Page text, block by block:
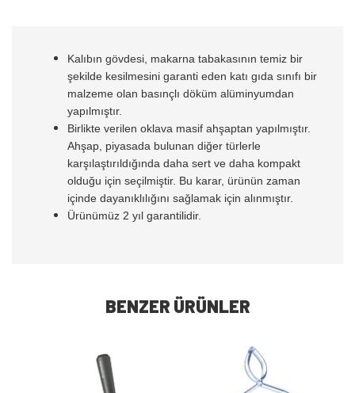
Kalıbın gövdesi, makarna tabakasının temiz bir
şekilde kesilmesini garanti eden katı gıda sınıfı bir
malzeme olan basınçlı döküm alüminyumdan
yapılmıştır.
Birlikte verilen oklava masif ahşaptan yapılmıştır.
Ahşap, piyasada bulunan diğer türlerle
karşılaştırıldığında daha sert ve daha kompakt
olduğu için seçilmiştir. Bu karar, ürünün zaman
içinde dayanıklılığını sağlamak için alınmıştır.
Ürünümüz 2 yıl garantilidir.
BENZER ÜRÜNLER